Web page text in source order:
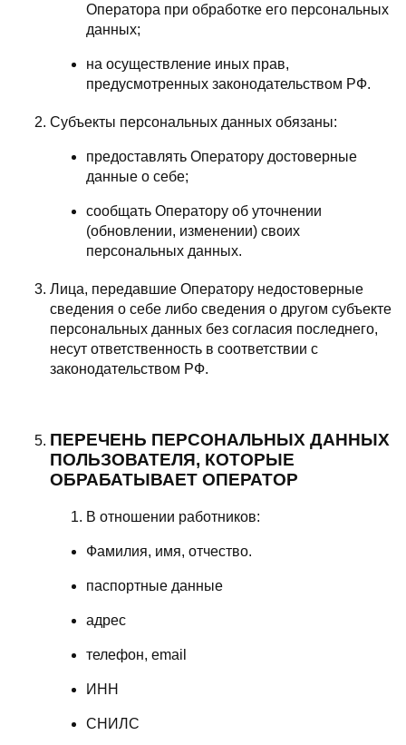
Оператора при обработке его персональных
данных;
на осуществление иных прав,
предусмотренных законодательством РФ.
Субъекты персональных данных обязаны:
предоставлять Оператору достоверные
данные о себе;
сообщать Оператору об уточнении
(обновлении, изменении) своих
персональных данных.
Лица, передавшие Оператору недостоверные
сведения о себе либо сведения о другом субъекте
персональных данных без согласия последнего,
несут ответственность в соответствии с
законодательством РФ.
ПЕРЕЧЕНЬ ПЕРСОНАЛЬНЫХ ДАННЫХ
ПОЛЬЗОВАТЕЛЯ, КОТОРЫЕ
ОБРАБАТЫВАЕТ ОПЕРАТОР
В отношении работников:
Фамилия, имя, отчество.
паспортные данные
адрес
телефон, email
ИНН
СНИЛС